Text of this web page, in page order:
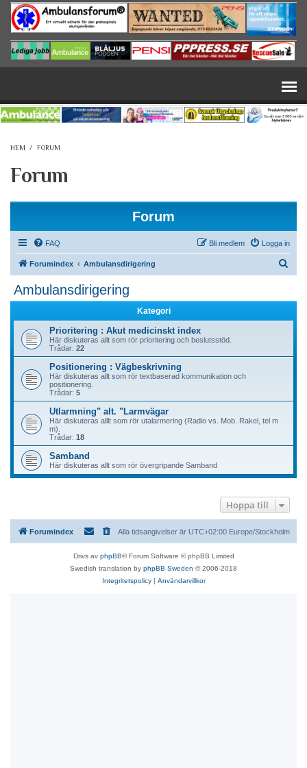
Hoppa till huvudinnehåll
HEM / FORUM
Forum